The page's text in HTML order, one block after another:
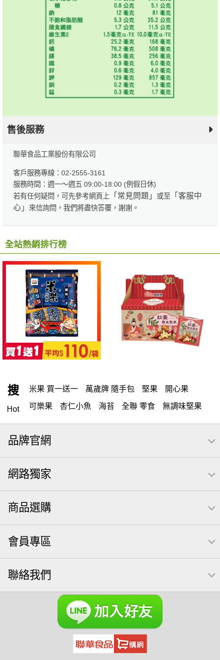
售後服務
聯華食品工業股份有限公司
客戶服務專線：02-2555-3161
服務時間：週一～週五 09:00-18:00 (例假日休)
若有任何疑問，可先參考網頁上 「常見問題」 或至「客服中
心」
來信詢問，我們將盡快答覆，謝謝。
全站熱銷排行榜
搜
Hot
米果 買一送一 萬歲牌 隨手包 堅果 開心果
可樂果 杏仁小魚 海苔 全聯 零食 無調味堅果
無調味 全聯 禮盒 堅穀力 綜合纖果 全聯 素食
萬歲開心果
洋芋片 元本山 萬歲牌 全聯 拜拜 薯條 飲
甘栗
南瓜子 每日 icash 起司 荷卡
卡廸那 95℃鮮脆三色丁
【萬歲牌】每日堅果系列 萬歲牌 南瓜籽 芋頭
小魚干
萬歲牌 米果 芥末 可樂果 禮盒
VA 萬歲牌 總匯點心包(42gx20包)
減糖日記 素食 全聯 南瓜子 黑豆
開心果 萬歲牌 無調味綜合果 魚
萬歲牌 蔓越莓 蜜汁腰果 全聯 海苔
Diy飯糰 萬歲牌小魚
品牌官網
網路獨家
商品選購
會員專區
聯絡我們